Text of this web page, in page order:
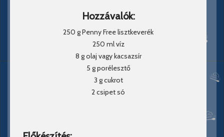
Hozzávalók:
250 g Penny Free lisztkeverék
250 ml víz
8 g olaj vagy kacsazsír
5 g porélesztő
3 g cukrot
2 csipet só